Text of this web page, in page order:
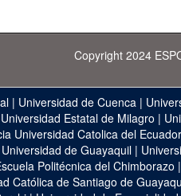
Copyright 2024
| Universidad de Cuenca |
Universidad Estatal de Milagro |
Universidad Catolica del Ecuador
Universidad de Guayaquil |
Politécnica del Chimborazo |
Católica de Santiago de